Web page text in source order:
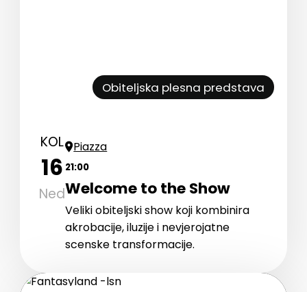
Obiteljska plesna predstava
KOL
16
Ned
Piazza
21:00
Welcome to the Show
Veliki obiteljski show koji kombinira
akrobacije, iluzije i nevjerojatne
scenske transformacije.